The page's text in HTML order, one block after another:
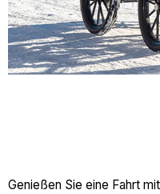
Genießen Sie eine Fahrt